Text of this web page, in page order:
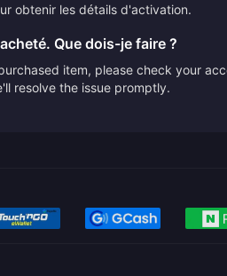
obtenir les détails d'activation.
Que dois-je faire ?
item, please check your
resolve the issue promptly.